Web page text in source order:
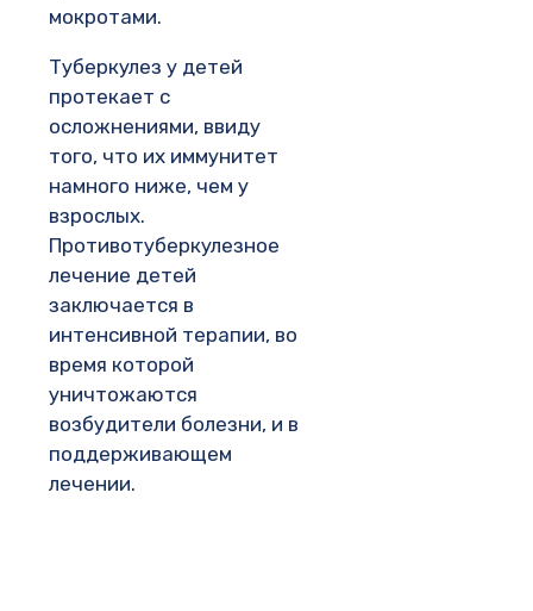
мокротами.
Туберкулез у детей
протекает с
осложнениями, ввиду
того, что их иммунитет
намного ниже, чем у
взрослых.
Противотуберкулезное
лечение детей
заключается в
интенсивной терапии, во
время которой
уничтожаются
возбудители болезни, и в
поддерживающем
лечении.